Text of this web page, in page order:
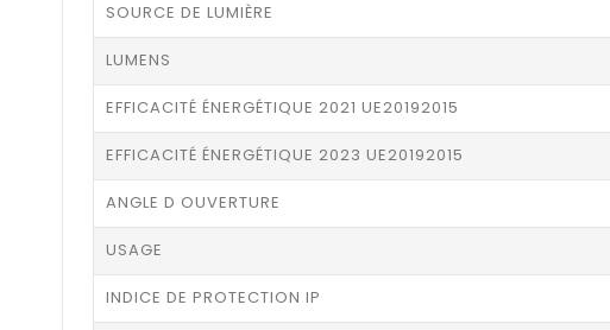
SOURCE DE LUMIÈRE
LUMENS
EFFICACITÉ ÉNERGÉTIQUE 2021 UE20192015
EFFICACITÉ ÉNERGÉTIQUE 2023 UE20192015
ANGLE D OUVERTURE
USAGE
INDICE DE PROTECTION IP